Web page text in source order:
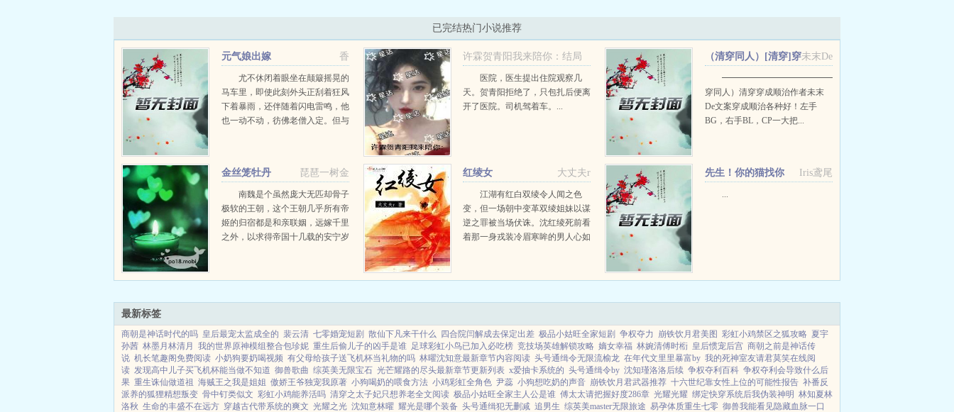
已完结热门小说推荐
香
元气娘出嫁
尤不休闭着眼坐在颠簸摇晃的
马车里，即使此刻外头正刮着狂风
下着暴雨，还伴随着闪电雷鸣，他
也一动不动，彷佛老僧入定。但与
空，嘴里喃喃的念念有...
许霖贺青阳我来陪你：结局
+番外
许霖贺青阳
医院，医生提出住院观察几
天。贺青阳拒绝了，只包扎后便离
开了医院。司机驾着车。...
未末De
（清穿同人）[清穿]穿
成顺治+番外
穿同人）清穿穿成顺治作者未末
De文案穿成顺治各种好！左手
BG，右手BL，CP一大把...
琵琶一树金
金丝笼牡丹
南魏是个虽然庞大无匹却骨子
极软的王朝，这个王朝几乎所有帝
姬的归宿都是和亲联姻，远嫁千里
之外，以求得帝国十几载的安宁岁
虚软之分，靠数...
大丈夫r
红绫女
江湖有红白双绫令人闻之色
变，但一场朝中变革双绫姐妹以谋
逆之罪被当场伏诛。沈红绫死前看
着那一身戎装冷眉寒眸的男人心如
朝，但是残废的右手，...
Iris鸢尾
先生！你的猫找你
...
最新标签
商朝是神话时代的吗 皇后最宠太监成全的 裴云清 七零婚宠短剧 散仙下凡来干什么 四合院闫解成去保定出差 极品小姑旺全家短剧 争权夺力 崩铁饮月君美图 彩虹小鸡禁区之狐攻略 夏宇
孙茜 林墨月林清月 我的世界原神模组整合包珍妮 重生后偷儿子的凶手是谁 足球彩虹小鸟已加入必吃榜 竞技场英雄解锁攻略 嫡女幸福 林婉清傅时椼 皇后惯宠后宫 商朝之前是神话传
说 机长笔趣阁免费阅读 小奶狗要奶喝视频 有父母给孩子送飞机杯当礼物的吗 林曜沈知意最新章节内容阅读 头号通缉令无限流榆龙 在年代文里里暴富by 我的死神室友请君莫笑在线阅
读 发现高中儿子买飞机杯能当做不知道 御兽歌曲 综英美无限宝石 光芒耀路的尽头最新章节更新列表 x爱抽卡系统的 头号通缉令by 沈知瑾洛洛后续 争权夺利百科 争权夺利会导致什么后
果 重生诛仙做道祖 海贼王之我是姐姐 傲娇王爷独宠我原著 小狗喝奶的喂食方法 小鸡彩虹全角色 尹蕊 小狗想吃奶的声音 崩铁饮月君武器推荐 十六世纪靠女性上位的可能性报告 补番反
派养的狐狸精想叛变 骨中钉类似文 彩虹小鸡能养活吗 清穿之太子妃只想养老全文阅读 极品小姑旺全家主人公是谁 傅太太请把握好度286章 光耀光耀 绑定快穿系统后我伪装神明 林知夏林
洛秋 生命的丰盛不在远方 穿越古代带系统的爽文 光耀之光 沈知意林曜 耀光是哪个装备 头号通缉犯无删减 追男生 综英美master无限旅途 易孕体质重生七零 御兽我能看见隐藏血脉一口